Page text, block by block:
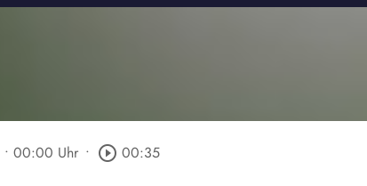
• 00:00 Uhr • play_circle_outline 00:35